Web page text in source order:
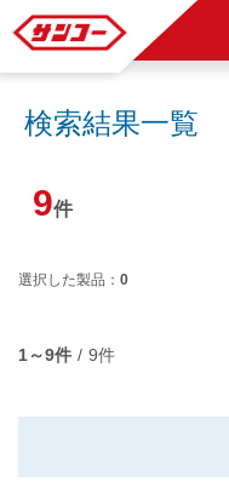
検索結果一覧
9件
選択した製品： 0
1～9件 / 9件